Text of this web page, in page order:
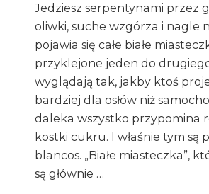
Jedziesz serpentynami przez
oliwki, suche wzgórza i nagle
pojawia się całe białe
przyklejone jeden do
wyglądają tak, jakby ktoś
bardziej dla osłów niż
daleka wszystko przypomina
kostki cukru. I właśnie tym są
blancos. „Białe miasteczka”,
są głównie …